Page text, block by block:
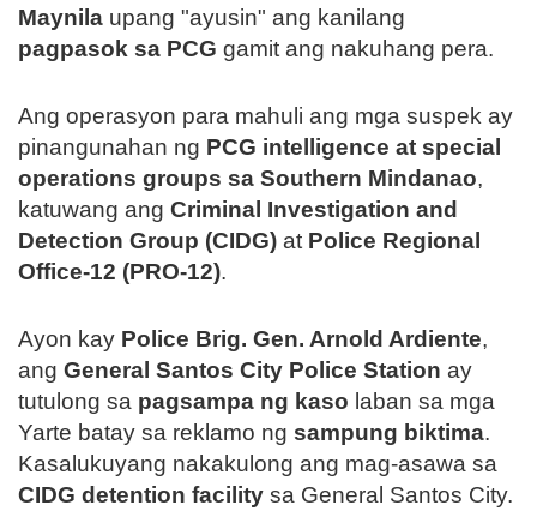
Maynila upang "ayusin" ang kanilang
pagpasok sa PCG gamit ang nakuhang pera.
Ang operasyon para mahuli ang mga suspek ay
pinangunahan ng PCG intelligence at special
operations groups sa Southern Mindanao,
katuwang ang Criminal Investigation and
Detection Group (CIDG) at Police Regional
Office-12 (PRO-12).
Ayon kay Police Brig. Gen. Arnold Ardiente,
ang General Santos City Police Station ay
tutulong sa pagsampa ng kaso laban sa mga
Yarte batay sa reklamo ng sampung biktima.
Kasalukuyang nakakulong ang mag-asawa sa
CIDG detention facility sa General Santos City.